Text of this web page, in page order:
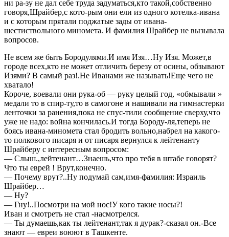
ни ра-зу не дал себе труда задуматься,кто такой,собственно
говоря,Шрайбер,с кото-рым они ели из одного котелка-ивана
и с которым прятали поджатые зады от ивана-
шестиствольного миномета. И фамилия Шрайбер не вызывала
вопросов.
Не всем же быть Бородулями.И имя Изя…Ну Изя. Может,в
городе всех,кто не может отличить березу от осины, обзывают
Изями? В самый раз!.Не Иванами же называть!Еще чего не
хватало!
Короче, воевали они рука-об — руку целый год, «обмывали »
медали то в спир-ту,то в самогоне и нашивали на гимнастерки
ленточки за ранения,пока не спус-тили сообщение сверху,что
уже не надо: война кончилась.И тогда Бороду-ля,теперь не
боясь ивана-миномета стал бродить вольно,набрел на какого-
то полкового писаря и от писаря вернулся к лейтенанту
Шрайберу с интересным вопросом:
— Слыш.,лейтенант…Знаешь,что про тебя в штабе говорят?
Что ты еврей ! Врут,конечно.
— Почему врут?..Ну подумай сам,имя-фамилия: Израиль
Шрайбер…
— Ну?
— Гну!..Посмотри на мой нос!У кого такие носы?!
Иван и смотреть не стал -насмотрелся.
— Ты думаешь,как ты лейтенант,так я дурак?-сказал он.-Все
знают — евреи воюют в Ташкенте.